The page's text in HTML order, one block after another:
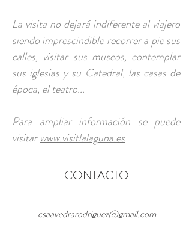
La visita no dejará indiferente al viajero
siendo imprescindible recorrer a pie sus
calles, visitar sus museos, contemplar
sus iglesias y su Catedral, las casas de
época, el teatro...
Para ampliar información se puede
visitarwww.visitlalaguna.es
CONTACTO
csaavedrarodriguez@gmail.com